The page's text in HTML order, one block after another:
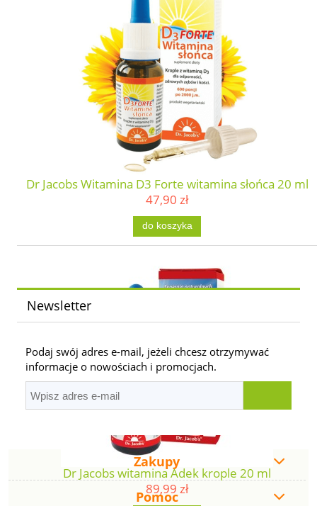
Dr Jacobs Witamina D3 Forte witamina słońca 20 ml
47,90 zł
do koszyka
Dr Jacobs witamina Adek krople 20 ml
89,99 zł
Newsletter
Podaj swój adres e-mail, jeżeli chcesz otrzymywać
informacje o nowościach i promocjach.
Zakupy
Pomoc